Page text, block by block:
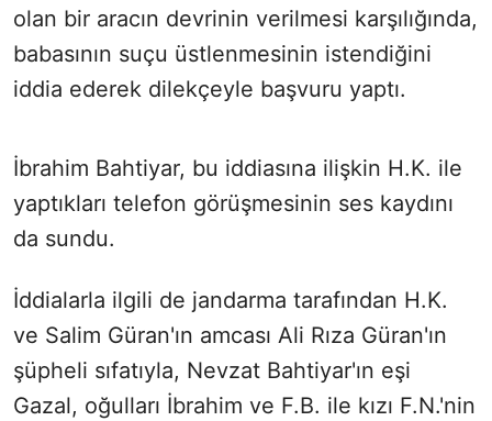
olan bir aracın devrinin verilmesi karşılığında,
babasının suçu üstlenmesinin istendiğini
iddia ederek dilekçeyle başvuru yaptı.
İbrahim Bahtiyar, bu iddiasına ilişkin H.K. ile
yaptıkları telefon görüşmesinin ses kaydını
da sundu.
İddialarla ilgili de jandarma tarafından H.K.
ve Salim Güran'ın amcası Ali Rıza Güran'ın
şüpheli sıfatıyla, Nevzat Bahtiyar'ın eşi
Gazal, oğulları İbrahim ve F.B. ile kızı F.N.'nin